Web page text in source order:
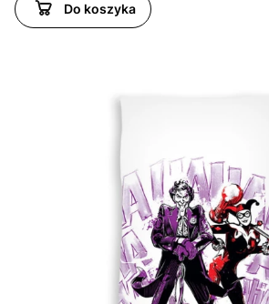
Do koszyka